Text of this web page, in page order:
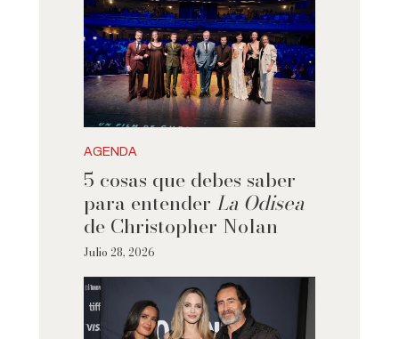
AGENDA
5 cosas que debes saber
para entender La Odisea
de Christopher Nolan
Julio 28, 2026